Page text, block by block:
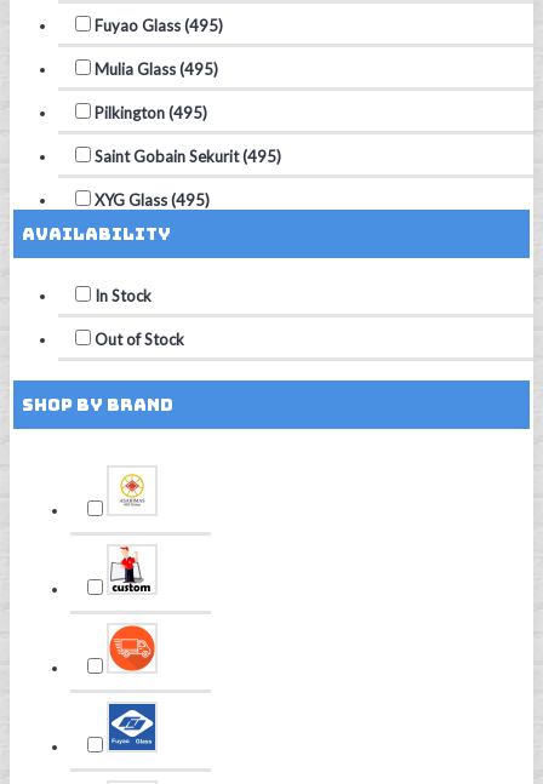
Fuyao Glass (495)
Mulia Glass (495)
Pilkington (495)
Saint Gobain Sekurit (495)
XYG Glass (495)
Availability
In Stock
Out of Stock
Shop by Brand